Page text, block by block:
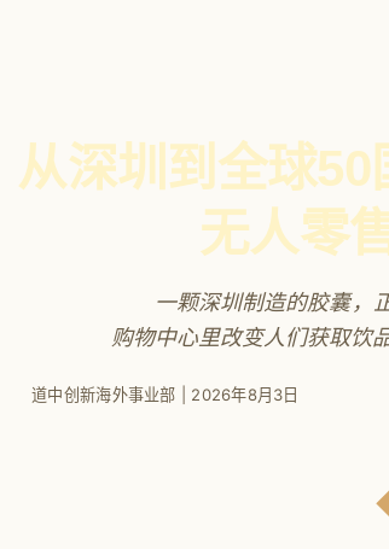
从深圳到全球
无人零
一颗深圳制造的胶囊，
购物中心里改变人们获取饮
道中创新海外事业部 | 2026年8月3日